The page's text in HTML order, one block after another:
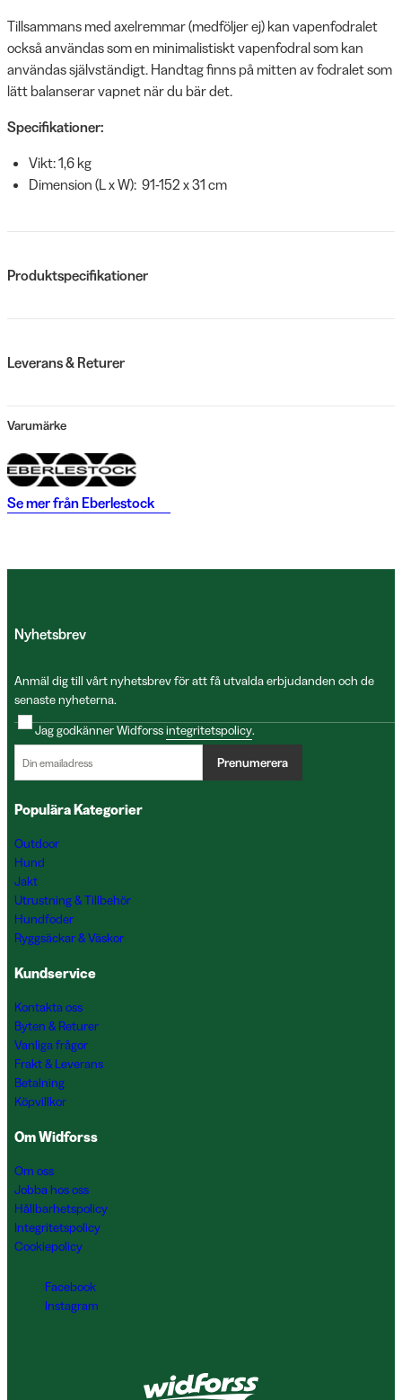
Tillsammans med axelremmar (medföljer ej) kan vapenfodralet
också användas som en minimalistiskt vapenfodral som kan
användas självständigt. Handtag finns på mitten av fodralet som
lätt balanserar vapnet när du bär det.
Specifikationer:
Vikt: 1,6 kg
Dimension (L x W): 91-152 x 31 cm
Produktspecifikationer
Leverans & Returer
Varumärke
Se mer från Eberlestock
Nyhetsbrev
Anmäl dig till vårt nyhetsbrev för att få utvalda erbjudanden och de
senaste nyheterna.
Jag godkänner Widforssintegritetspolicy.
Prenumerera
Populära Kategorier
Outdoor
Hund
Jakt
Utrustning & Tillbehör
Hundfoder
Ryggsäckar & Väskor
Kundservice
Kontakta oss
Byten & Returer
Vanliga frågor
Frakt & Leverans
Betalning
Köpvillkor
Om Widforss
Om oss
Jobba hos oss
Hållbarhetspolicy
Integritetspolicy
Cookiepolicy
Facebook
Instagram